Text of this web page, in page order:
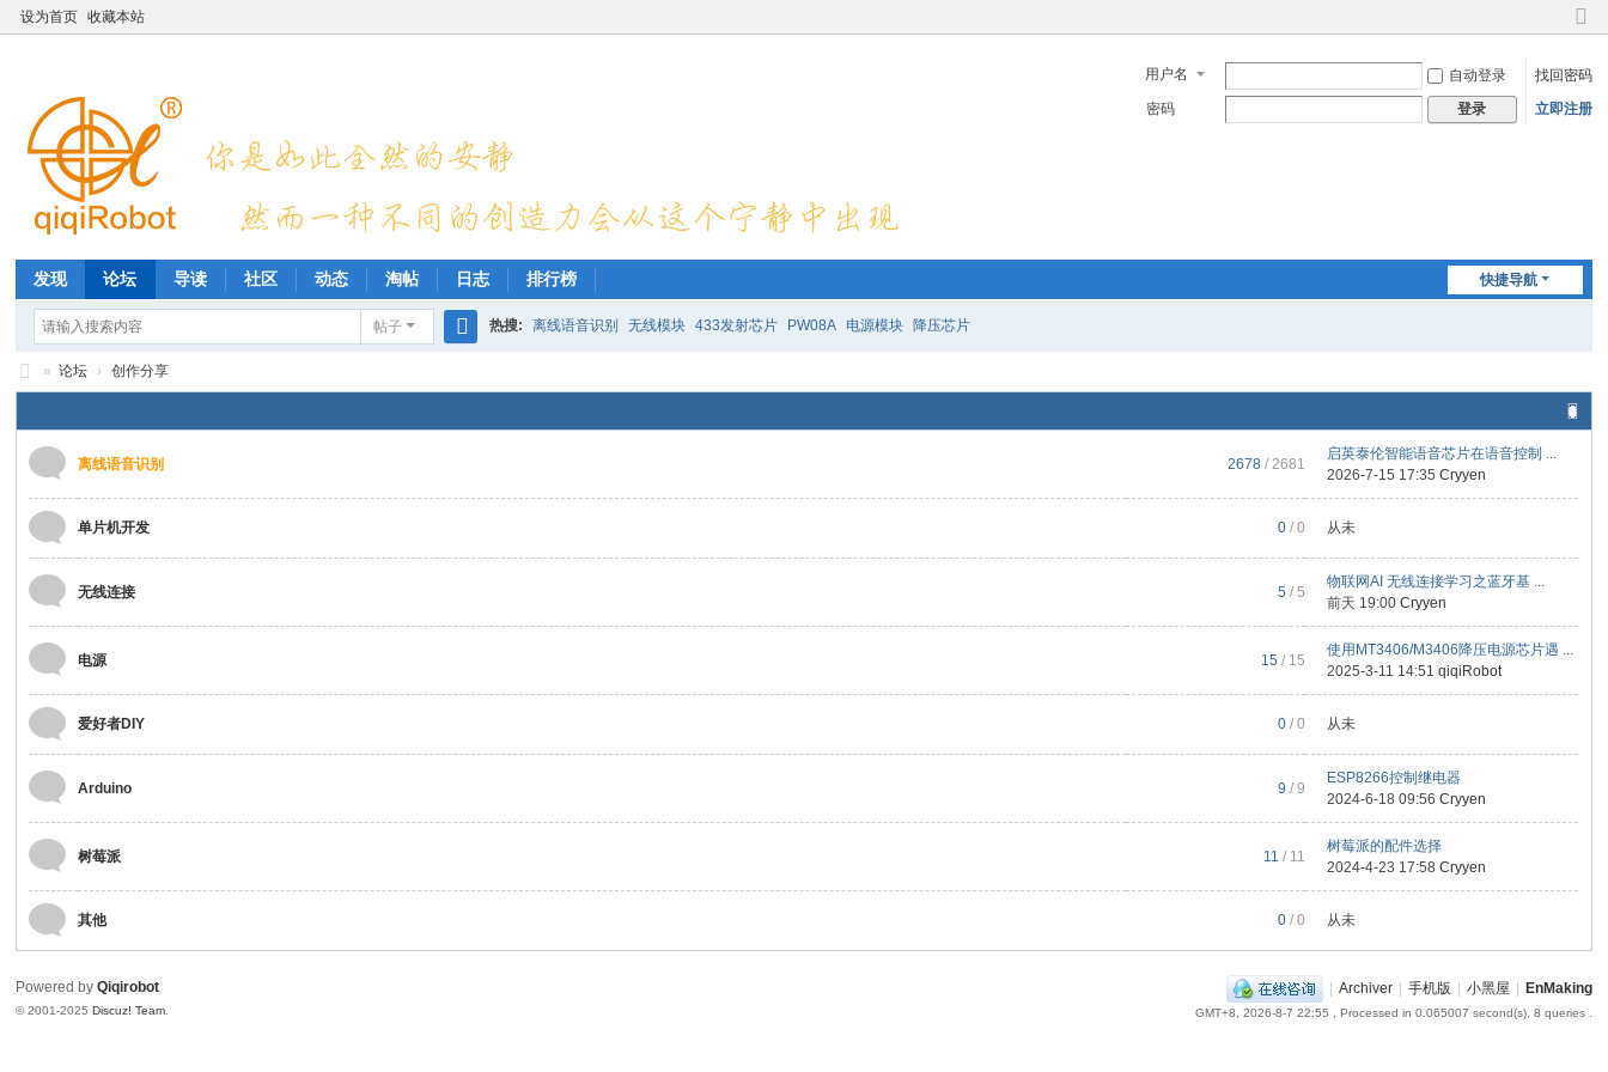
设为首页 收藏本站
切
到
窄
用户名 自动登录
找回密码
密码
登录 立即注册
快捷导航
发现 论坛 导读 社区 动态 淘帖 日志 排行榜
帖子
索
热搜: 离线语音识别 无线模块 433发射芯片 PW08A 电源模块 降压芯片
M
g
» 论坛 › 创作分享
离线语音识别 2678 / 2681
启英泰伦智能语音芯片在语音控制 ...
2026-7-15 17:35Cryyen
单片机开发 0 / 0 从未
无线连接 5 / 5
物联网AI 无线连接学习之蓝牙基 ...
前天 19:00 Cryyen
电源 15 / 15
使用MT3406/M3406降压电源芯片遇 ...
2025-3-11 14:51qiqiRobot
爱好者DIY 0 / 0 从未
Arduino 9 / 9
ESP8266控制继电器
2024-6-18 09:56Cryyen
树莓派 11 / 11
树莓派的配件选择
2024-4-23 17:58Cryyen
其他 0 / 0 从未
| Archiver | 手机版 | 小黑屋 | EnMaking
GMT+8, 2026-8-7 22:55 , Processed in 0.065007 second(s), 8 queries .
Powered byQiqirobot
© 2001-2025Discuz! Team